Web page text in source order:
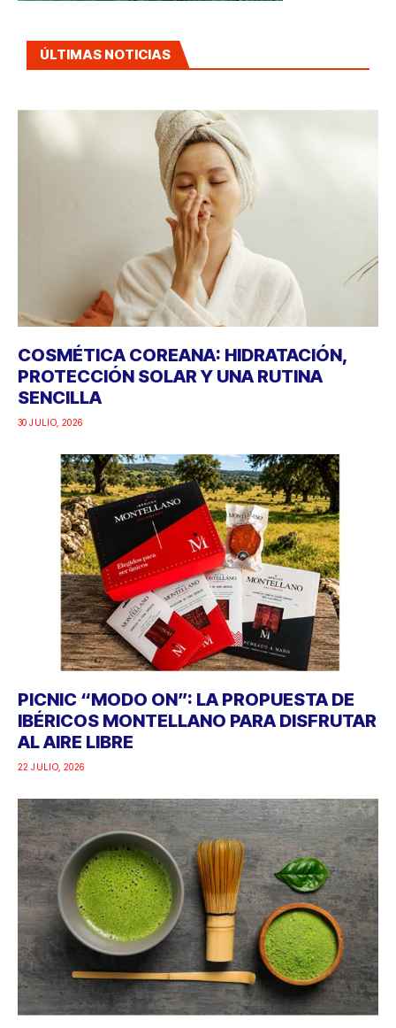
ÚLTIMAS NOTICIAS
COSMÉTICA COREANA: HIDRATACIÓN,
PROTECCIÓN SOLAR Y UNA RUTINA
SENCILLA
30 JULIO, 2026
PICNIC “MODO ON”: LA PROPUESTA DE
IBÉRICOS MONTELLANO PARA DISFRUTAR
AL AIRE LIBRE
22 JULIO, 2026